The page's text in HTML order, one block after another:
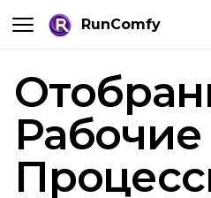
RunComfy
Рабочие